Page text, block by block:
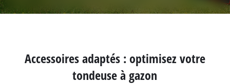
Accessoires adaptés : optimisez votre
tondeuse à gazon